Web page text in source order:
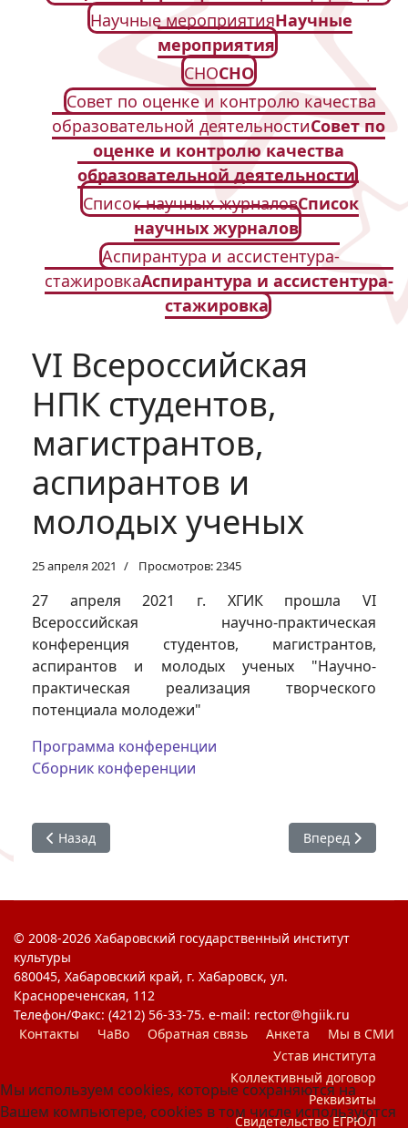
Научные мероприятияНаучные
мероприятия
СНОСНО
Совет по оценке и контролю качества
образовательной деятельностиСовет по
оценке и контролю качества
образовательной деятельности
Список научных журналовСписок
научных журналов
Аспирантура и ассистентура-
стажировкаАспирантура и ассистентура-
стажировка
VI Всероссийская
НПК студентов,
магистрантов,
аспирантов и
молодых ученых
25 апреля 2021 Просмотров: 2345
27 апреля 2021 г. ХГИК прошла VI
Всероссийская научно-практическая
конференция студентов, магистрантов,
аспирантов и молодых ученых "Научно-
практическая реализация творческого
потенциала молодежи"
Программа конференции
Сборник конференции
Предыдущий: Секция IV МНК «Художественные
Назад Следующий:
Вперед
© 2008-2026 Хабаровский государственный институт
культуры
680045, Хабаровский край, г. Хабаровск, ул.
Краснореченская, 112
Телефон/Факс: (4212) 56-33-75. e-mail: rector@hgiik.ru
Контакты
ЧаВо Обратная связь Анкета
Мы в СМИ
Устав института
Коллективный договор
Реквизиты
Свидетельство ЕГРЮЛ
Мы используем cookies, которые сохраняются на
Вашем компьютере, cookies в том числе используются